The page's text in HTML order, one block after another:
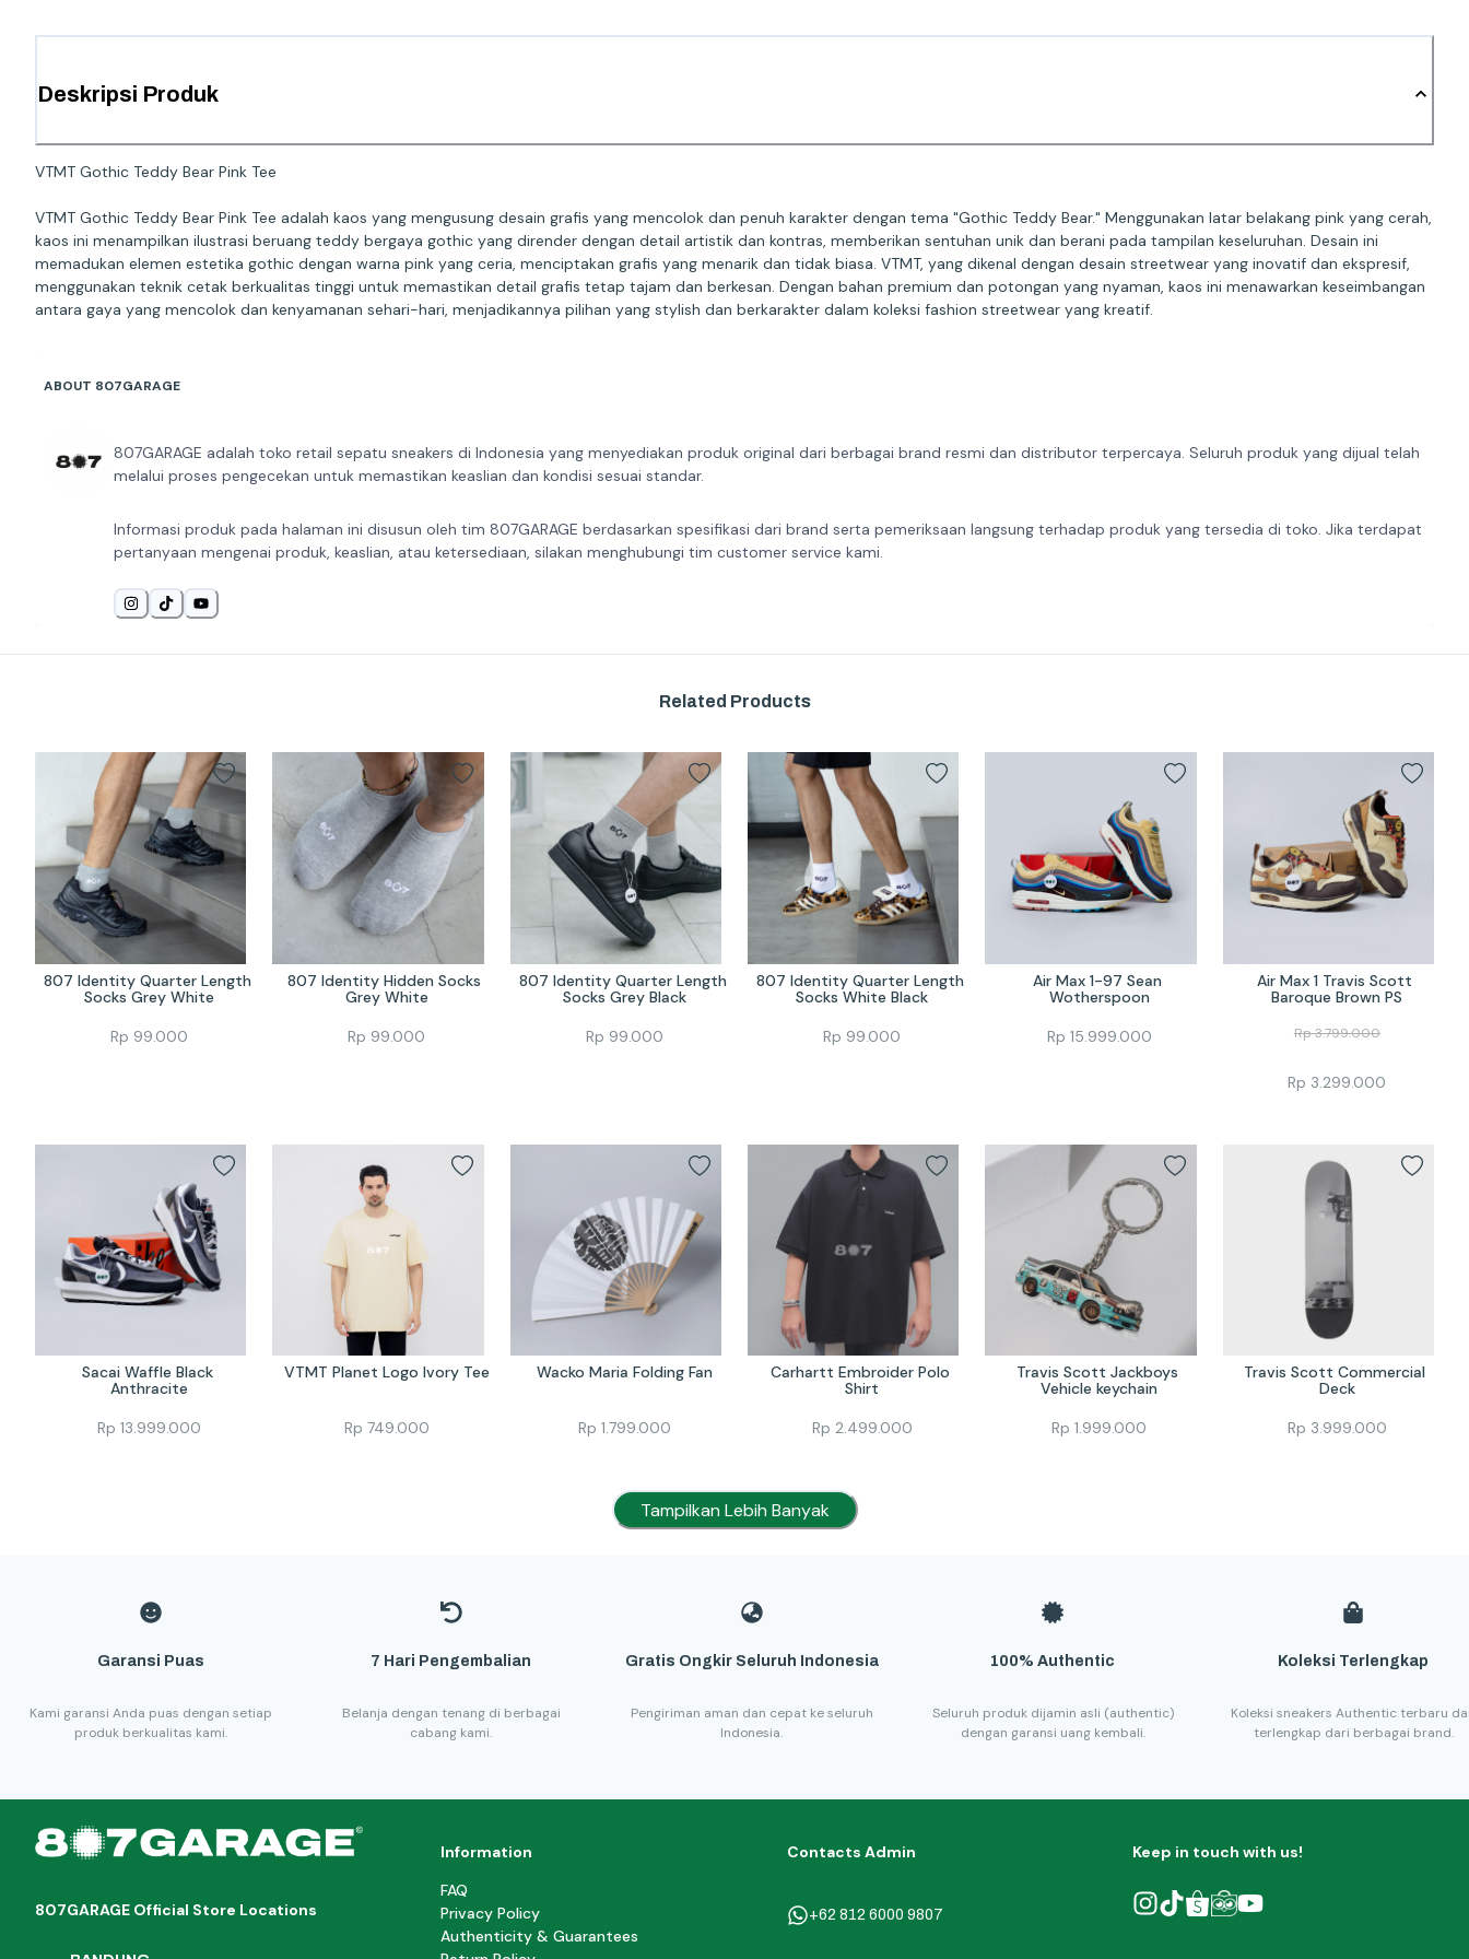
Deskripsi Produk
VTMT Gothic Teddy Bear Pink Tee
VTMT Gothic Teddy Bear Pink Tee adalah kaos yang mengusung desain grafis yang mencolok dan penuh karakter dengan tema "Gothic Teddy Bear." Menggunakan latar belakang pink yang cerah,
kaos ini menampilkan ilustrasi beruang teddy bergaya gothic yang dirender dengan detail artistik dan kontras, memberikan sentuhan unik dan berani pada tampilan keseluruhan. Desain ini
memadukan elemen estetika gothic dengan warna pink yang ceria, menciptakan grafis yang menarik dan tidak biasa. VTMT, yang dikenal dengan desain streetwear yang inovatif dan ekspresif,
menggunakan teknik cetak berkualitas tinggi untuk memastikan detail grafis tetap tajam dan berkesan. Dengan bahan premium dan potongan yang nyaman, kaos ini menawarkan keseimbangan
antara gaya yang mencolok dan kenyamanan sehari-hari, menjadikannya pilihan yang stylish dan berkarakter dalam koleksi fashion streetwear yang kreatif.
ABOUT 807GARAGE
807GARAGE adalah toko retail sepatu sneakers di Indonesia yang menyediakan produk original dari berbagai brand resmi dan distributor terpercaya. Seluruh produk yang dijual telah
melalui proses pengecekan untuk memastikan keaslian dan kondisi sesuai standar.
Informasi produk pada halaman ini disusun oleh tim 807GARAGE berdasarkan spesifikasi dari brand serta pemeriksaan langsung terhadap produk yang tersedia di toko. Jika terdapat
pertanyaan mengenai produk, keaslian, atau ketersediaan, silakan menghubungi tim customer service kami.
Related Products
807 Identity Quarter Length
Socks Grey White
Rp 99.000
807 Identity Hidden Socks
Grey White
Rp 99.000
807 Identity Quarter Length
Socks Grey Black
Rp 99.000
807 Identity Quarter Length
Socks White Black
Rp 99.000
Air Max 1-97 Sean
Wotherspoon
Rp 15.999.000
Air Max 1 Travis Scott
Baroque Brown PS
Rp3.799.000
Rp 3.299.000
Sacai Waffle Black
Anthracite
Rp13.999.000
VTMT Planet Logo Ivory Tee
Rp 749.000
Wacko Maria Folding Fan
Rp 1.799.000
Carhartt Embroider Polo
Shirt
Rp 2.499.000
Travis Scott Jackboys
Vehicle keychain
Rp1.999.000
Travis Scott Commercial
Deck
Rp 3.999.000
Tampilkan Lebih Banyak
Garansi Puas
Kami garansi Anda puas dengan setiap
produk berkualitas kami.
7 Hari Pengembalian
Belanja dengan tenang di berbagai
cabang kami.
Gratis Ongkir Seluruh Indonesia
Pengiriman aman dan cepat ke seluruh
Indonesia.
100% Authentic
Seluruh produk dijamin asli (authentic)
dengan garansi uang kembali.
Koleksi Terlengkap
Koleksi sneakers Authentic terbaru
terlengkap dari berbagai brand.
807GARAGE Official Store Locations
Information
FAQ
Privacy Policy
Authenticity & Guarantees
Contacts Admin
+62 812 6000 9807
Keep in touch with us!